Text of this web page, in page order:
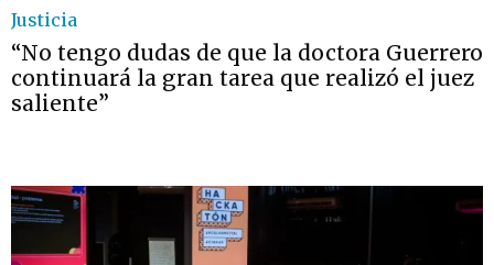
Justicia
“No tengo dudas de que la doctora Guerrero
continuará la gran tarea que realizó el juez
saliente”